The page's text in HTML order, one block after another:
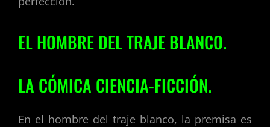
EL HOMBRE DEL TRAJE BLANCO.
LA CÓMICA CIENCIA-FICCIÓN.
En el hombre del traje blanco, la premisa es